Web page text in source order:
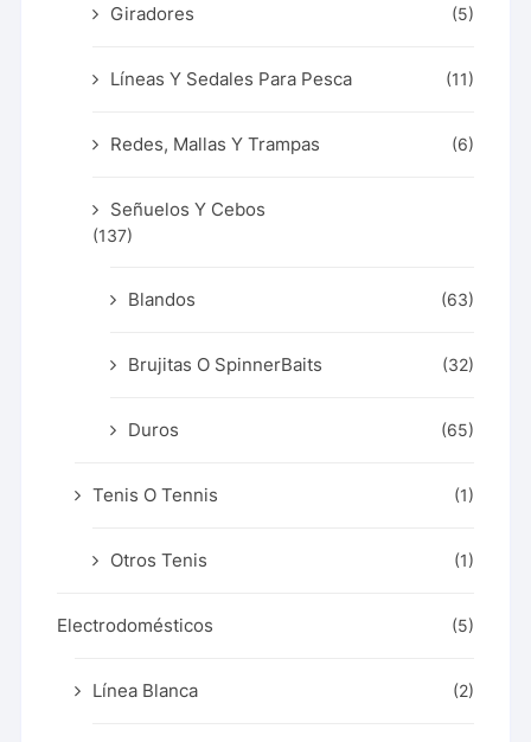
Giradores (5)
Líneas Y Sedales Para Pesca (11)
Redes, Mallas Y Trampas (6)
Señuelos Y Cebos
(137)
Blandos (63)
Brujitas O SpinnerBaits (32)
Duros (65)
Tenis O Tennis (1)
Otros Tenis (1)
Electrodomésticos (5)
Línea Blanca (2)